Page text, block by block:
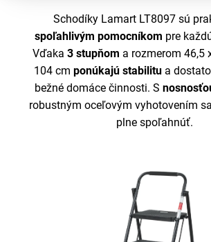
Schodíky Lamart LT8097 sú
spoľahlivým pomocníkom pre
Vďaka3 stupňom a rozmerom 46,5
104 cm ponúkajú stabilitu a
bežné domáce činnosti. S
robustným oceľovým vyhotovením
plne spoľahnúť.